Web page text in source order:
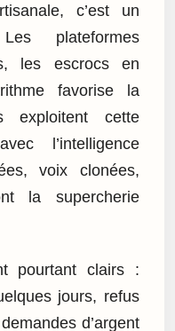
c’est un
plateformes
les escrocs en
favorise la
exploitent cette
l’intelligence
voix clonées,
la supercherie
pourtant clairs :
jours, refus
d’argent